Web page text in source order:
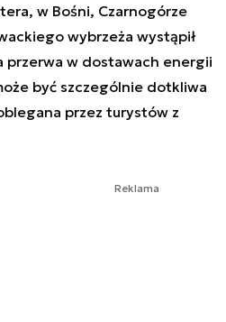
w Bośni, Czarnogórze
wybrzeża wystąpił
przerwa w dostawach energii
być szczególnie dotkliwa
przez turystów z
Reklama